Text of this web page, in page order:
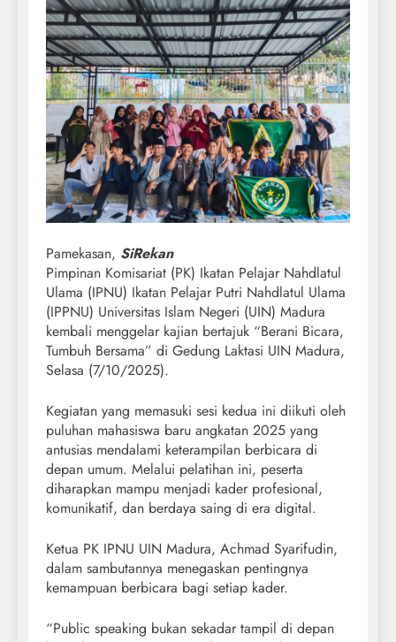
Pamekasan, SiRekan
Pimpinan Komisariat (PK) Ikatan Pelajar Nahdlatul
Ulama (IPNU) Ikatan Pelajar Putri Nahdlatul Ulama
(IPPNU) Universitas Islam Negeri (UIN) Madura
kembali menggelar kajian bertajuk “Berani Bicara,
Tumbuh Bersama” di Gedung Laktasi UIN Madura,
Selasa (7/10/2025).
Kegiatan yang memasuki sesi kedua ini diikuti oleh
puluhan mahasiswa baru angkatan 2025 yang
antusias mendalami keterampilan berbicara di
depan umum. Melalui pelatihan ini, peserta
diharapkan mampu menjadi kader profesional,
komunikatif, dan berdaya saing di era digital.
Ketua PK IPNU UIN Madura, Achmad Syarifudin,
dalam sambutannya menegaskan pentingnya
kemampuan berbicara bagi setiap kader.
“Public speaking bukan sekadar tampil di depan